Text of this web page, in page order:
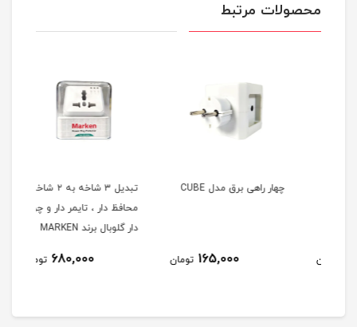
محصولات مرتبط
چهار راهی برق مدل CUBE
165,000 تومان
تبدیل ۳ شاخه به ۲ شاخه
محافظ دار ، تایمر دار و چراغ
دار گلوبال برند MARKEN
680,000 تومان